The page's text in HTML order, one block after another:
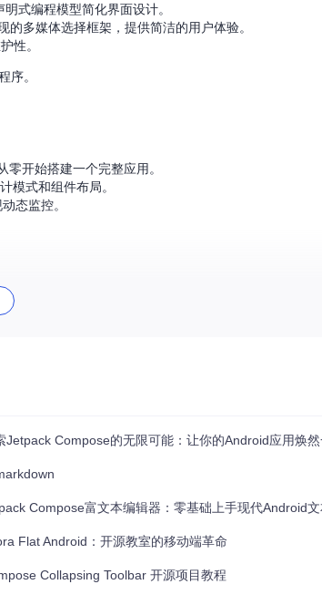
式编程模型简化界面设计。
多媒体选择框架，提供简洁的用户体验。
性。
序。
开始搭建一个完整应用。
模式和组件布局。
态监控。
。
Jetpack Compose的无限可能：让你的Android应用焕
Compose富文本编辑器：零基础上手现代Android文本编辑解
Flat Android：开源教室的移动端革命
Collapsing Toolbar 开源项目教程